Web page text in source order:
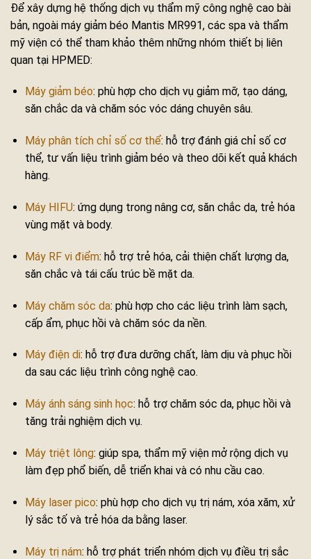
Để xây dựng hệ thống dịch vụ thẩm mỹ công nghệ cao bài
bản, ngoài máy giảm béo Mantis MR991, các spa và thẩm
mỹ viện có thể tham khảo thêm những nhóm thiết bị liên
quan tại HPMED:
Máy giảm béo: phù hợp cho dịch vụ giảm mỡ, tạo dáng,
săn chắc da và chăm sóc vóc dáng chuyên sâu.
Máy phân tích chỉ số cơ thể: hỗ trợ đánh giá chỉ số cơ
thể, tư vấn liệu trình giảm béo và theo dõi kết quả khách
hàng.
Máy HIFU: ứng dụng trong nâng cơ, săn chắc da, trẻ hóa
vùng mặt và body.
Máy RF vi điểm: hỗ trợ trẻ hóa, cải thiện chất lượng da,
săn chắc và tái cấu trúc bề mặt da.
Máy chăm sóc da: phù hợp cho các liệu trình làm sạch,
cấp ẩm, phục hồi và chăm sóc da nền.
Máy điện di: hỗ trợ đưa dưỡng chất, làm dịu và phục hồi
da sau các liệu trình công nghệ cao.
Máy ánh sáng sinh học: hỗ trợ chăm sóc da, phục hồi và
tăng trải nghiệm dịch vụ.
Máy triệt lông: giúp spa, thẩm mỹ viện mở rộng dịch vụ
làm đẹp phổ biến, dễ triển khai và có nhu cầu cao.
Máy laser pico: phù hợp cho dịch vụ trị nám, xóa xăm, xử
lý sắc tố và trẻ hóa da bằng laser.
Máy trị nám: hỗ trợ phát triển nhóm dịch vụ điều trị sắc